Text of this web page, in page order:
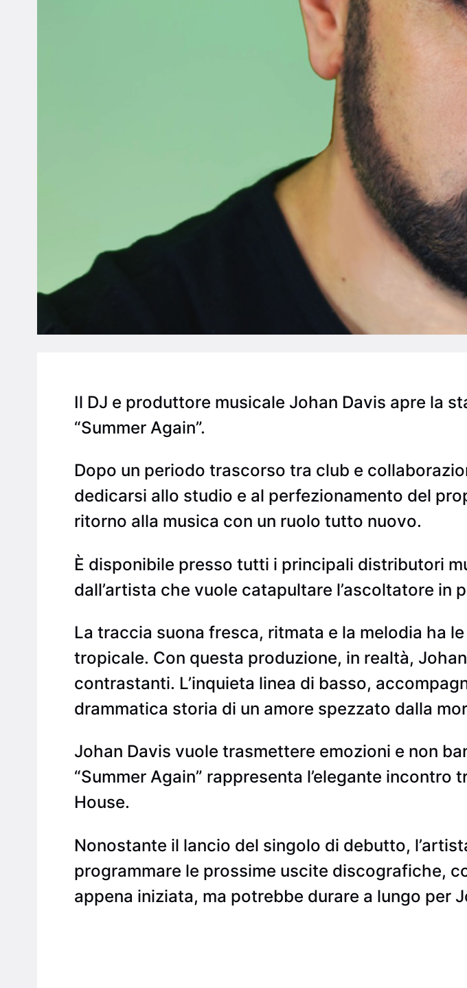
Il DJ e produttore musicale Johan Davis apre la
“Summer Again”.
Dopo un periodo trascorso tra club e
dedicarsi allo studio e al perfezionamento del
ritorno alla musica con un ruolo tutto nuovo.
È disponibile presso tutti i principali distributori
dall’artista che vuole catapultare l’ascoltatore in
La traccia suona fresca, ritmata e la melodia ha
tropicale. Con questa produzione, in realtà,
contrastanti. L’inquieta linea di basso,
drammatica storia di un amore spezzato dalla
Johan Davis vuole trasmettere emozioni e non
“Summer Again” rappresenta l’elegante
House.
Nonostante il lancio del singolo di debutto,
programmare le prossime uscite discografiche,
appena iniziata, ma potrebbe durare a lungo per